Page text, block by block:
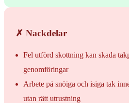
✗ Nackdelar
Fel utförd skottning kan skada
genomföringar
Arbete på snöiga och isiga tak
utan rätt utrustning